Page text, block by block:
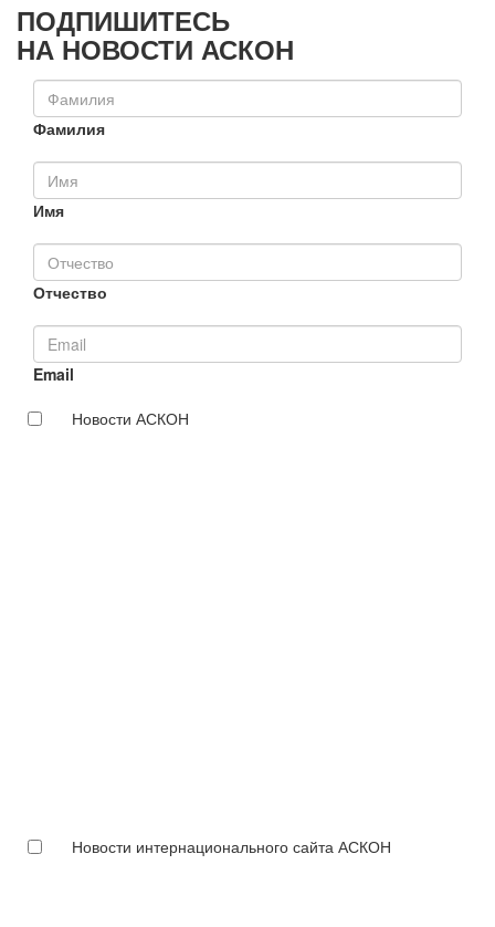
ПОДПИШИТЕСЬ
НА НОВОСТИ АСКОН
Фамилия
Имя
Отчество
Email
Новости АСКОН
Новости интернационального сайта АСКОН